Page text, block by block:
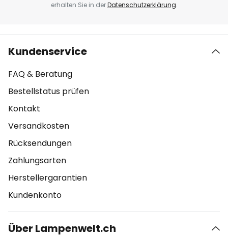
erhalten Sie in derDatenschutzerklärung.
Kundenservice
FAQ & Beratung
Bestellstatus prüfen
Kontakt
Versandkosten
Rücksendungen
Zahlungsarten
Herstellergarantien
Kundenkonto
Über Lampenwelt.ch